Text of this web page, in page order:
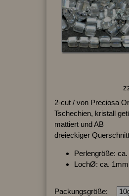
2-cut / von Preciosa
Tschechien, kristall
mattiert und AB
dreieckiger Querschnitt
Perlengröße:
LochØ: ca. 1mm
Packungsgröße: